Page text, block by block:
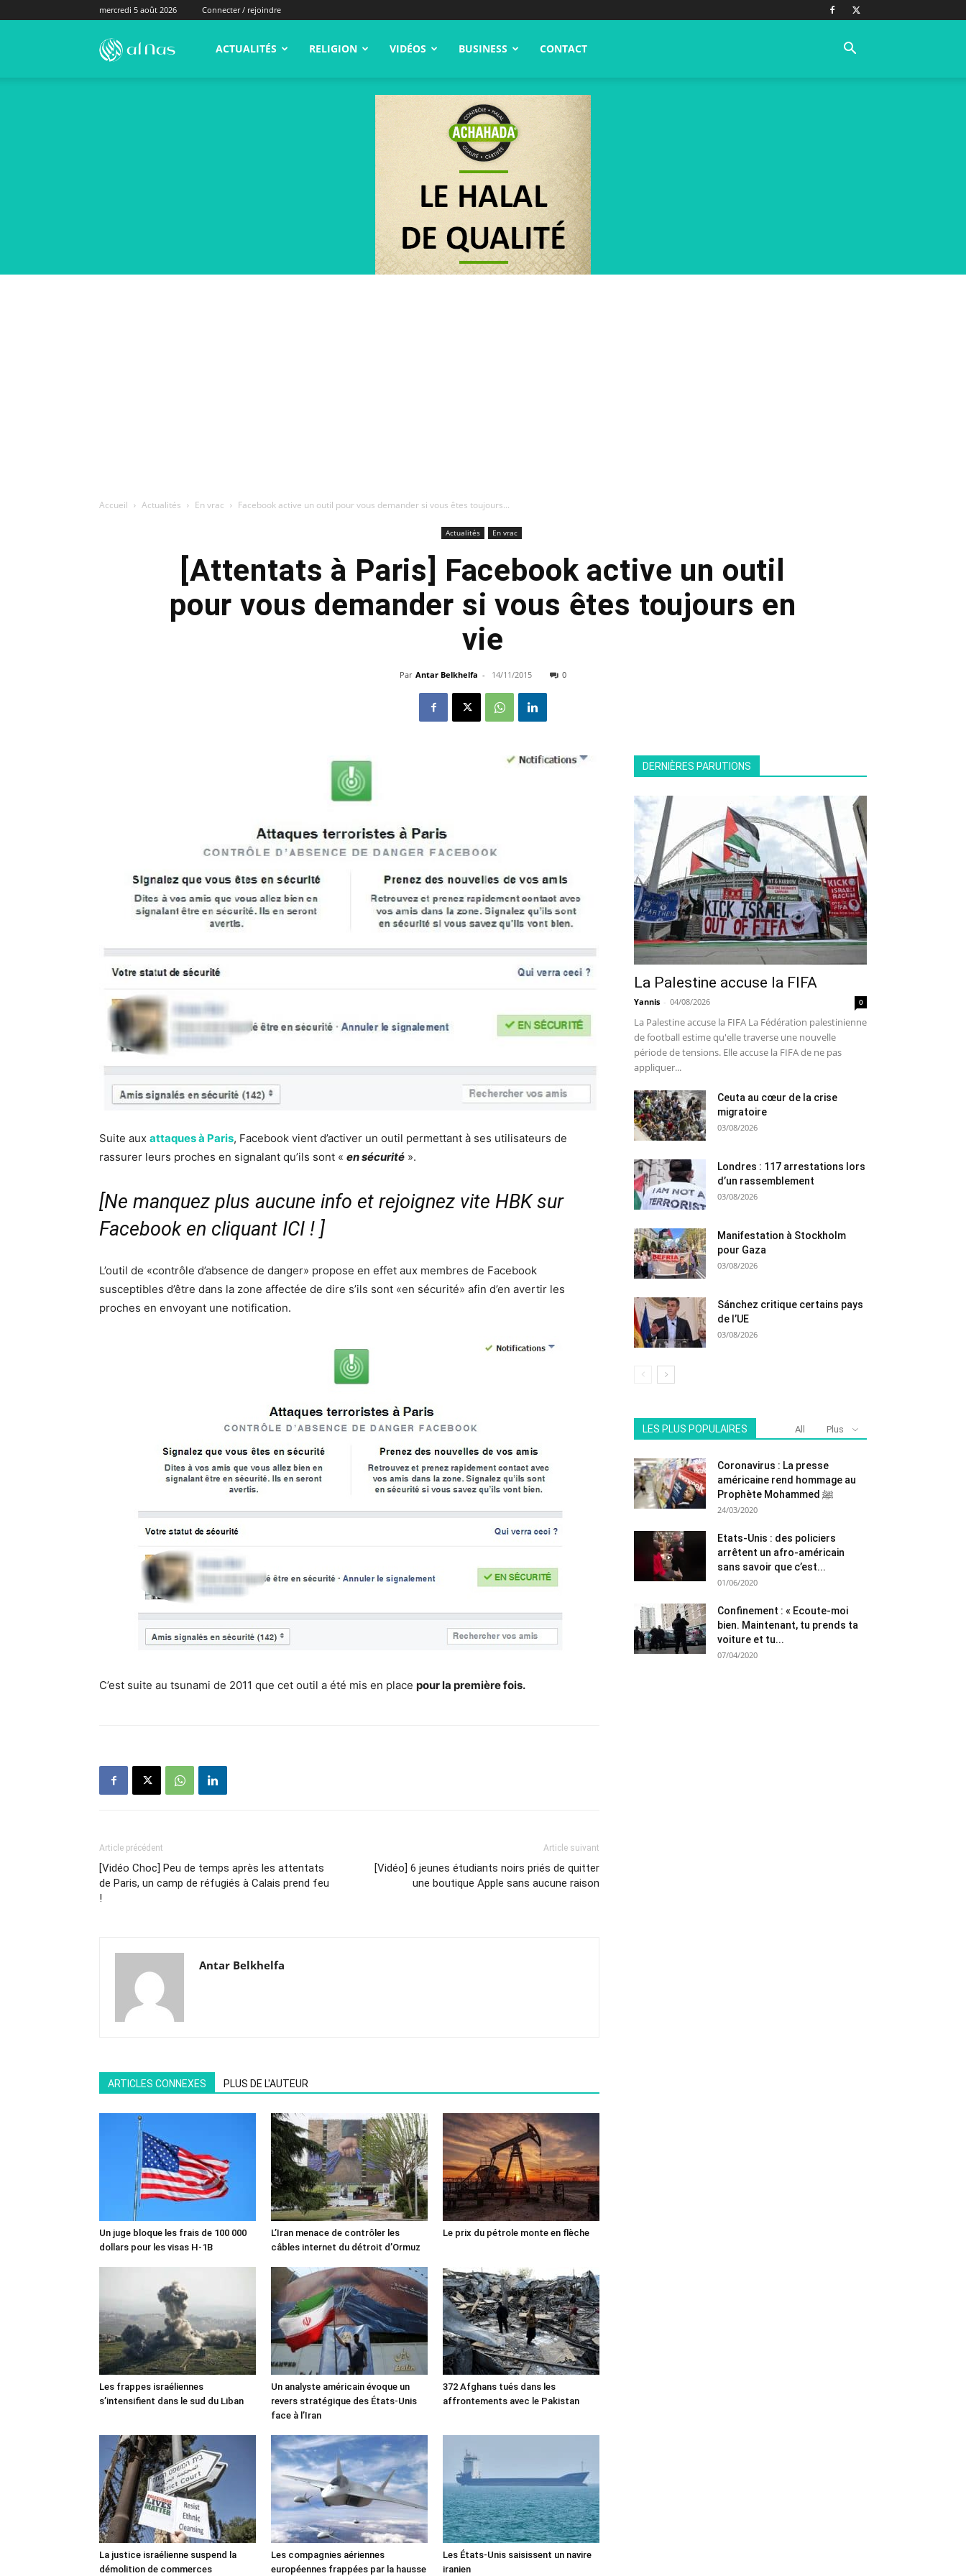
mercredi 5 août 2026 Connecter / rejoindre
alNas.fr ACTUALITÉS RELIGION VIDÉOS BUSINESS CONTACT
Accueil Actualités En vrac Facebook active un outil pour vous demander si vous êtes toujours...
Actualités En vrac
[Attentats à Paris] Facebook active un outil
pour vous demander si vous êtes toujours en
vie
Par Antar Belkhelfa - 14/11/2015 0
Suite aux attaques à Paris, Facebook vient d’activer un outil permettant à ses utilisateurs de
rassurer leurs proches en signalant qu’ils sont « en sécurité ».
[Ne manquez plus aucune info et rejoignez vite HBK sur
Facebook en cliquant ICI ! ]
L’outil de «contrôle d’absence de danger» propose en effet aux membres de Facebook
susceptibles d’être dans la zone affectée de dire s’ils sont «en sécurité» afin d’en avertir les
proches en envoyant une notification.
C’est suite au tsunami de 2011 que cet outil a été mis en place pour la première fois.
Article précédent
[Vidéo Choc] Peu de temps après les attentats
de Paris, un camp de réfugiés à Calais prend feu
!
Article suivant
[Vidéo] 6 jeunes étudiants noirs priés de quitter
une boutique Apple sans aucune raison
Antar Belkhelfa
ARTICLES CONNEXES PLUS DE L'AUTEUR
Un juge bloque les frais de 100 000
dollars pour les visas H-1B
L’Iran menace de contrôler les
câbles internet du détroit d’Ormuz
Le prix du pétrole monte en flèche
Les frappes israéliennes
s’intensifient dans le sud du Liban
Un analyste américain évoque un
revers stratégique des États-Unis
face à l’Iran
372 Afghans tués dans les
affrontements avec le Pakistan
La justice israélienne suspend la
démolition de commerces
Les compagnies aériennes
européennes frappées par la hausse
Les États-Unis saisissent un navire
iranien
DERNIÈRES PARUTIONS
La Palestine accuse la FIFA
Yannis - 04/08/2026 0
La Palestine accuse la FIFA La Fédération palestinienne
de football estime qu'elle traverse une nouvelle
période de tensions. Elle accuse la FIFA de ne pas
appliquer...
Ceuta au cœur de la crise
migratoire
03/08/2026
Londres : 117 arrestations lors
d’un rassemblement
03/08/2026
Manifestation à Stockholm
pour Gaza
03/08/2026
Sánchez critique certains pays
de l’UE
03/08/2026
LES PLUS POPULAIRES All Plus
Coronavirus : La presse
américaine rend hommage au
Prophète Mohammed ﷺ
24/03/2020
Etats-Unis : des policiers
arrêtent un afro-américain
sans savoir que c’est...
01/06/2020
Confinement : « Ecoute-moi
bien. Maintenant, tu prends ta
voiture et tu...
07/04/2020